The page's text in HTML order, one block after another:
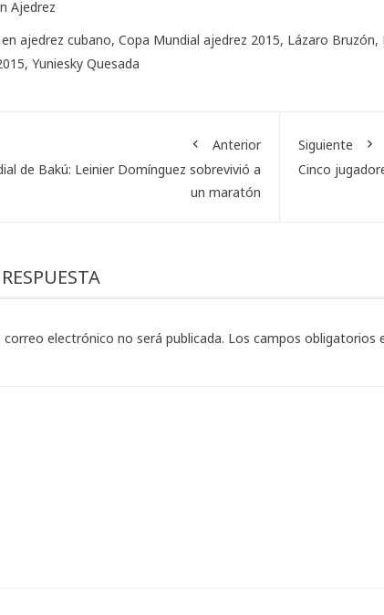
Ajedrez
ajedrez cubano, Copa Mundial ajedrez 2015, Lázaro Bruzón,
, Yuniesky Quesada
Anterior
de Bakú: Leinier Domínguez sobrevivió a
un maratón
Siguiente
Cinco
correo electrónico no será publicada. Los campos obligatorios